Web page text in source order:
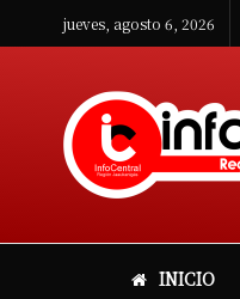
jueves, agosto 6, 2026
INICIO